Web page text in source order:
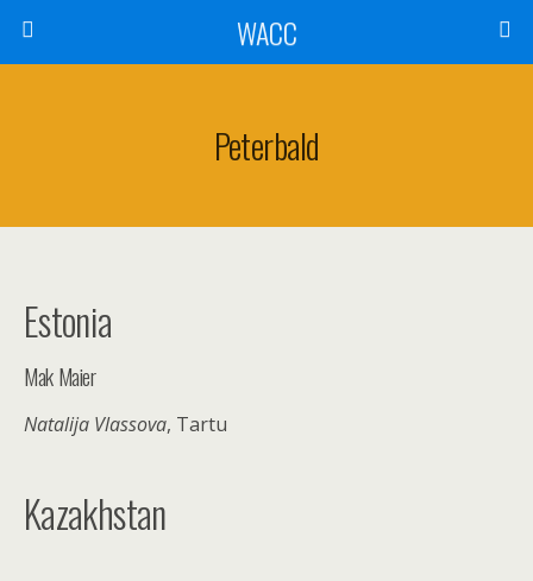
WACC
Peterbald
Estonia
Mak Maier
Natalija Vlassova, Tartu
Kazakhstan